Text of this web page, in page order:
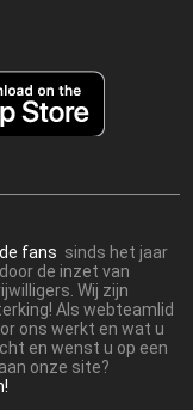
fans sinds het jaar
de inzet van
Wij zijn
Als webteamlid
ons werkt en wat u
en wenst u op een
onze site?